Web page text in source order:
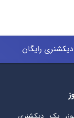
رایگان